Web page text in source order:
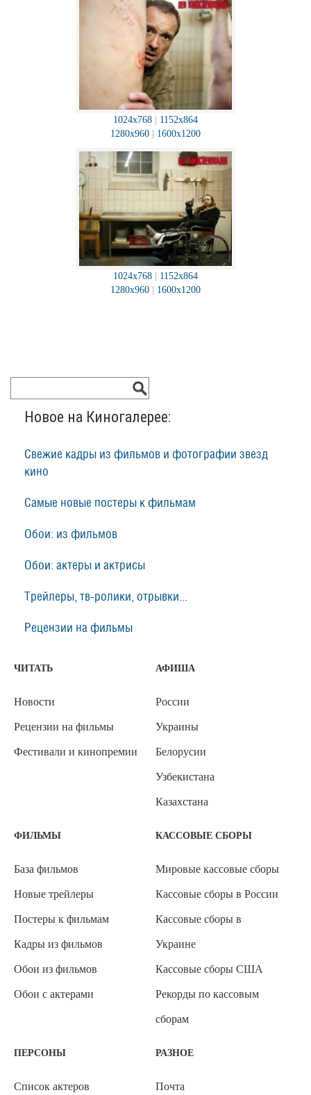
1024x768
1152x864
1280x960
1600x1200
1024x768
1152x864
1280x960
1600x1200
Новое на Киногалерее:
Свежие кадры из фильмов и фотографии звезд
кино
Самые новые постеры к фильмам
Обои: из фильмов
Обои: актеры и актрисы
Трейлеры, тв-ролики, отрывки...
Рецензии на фильмы
ЧИТАТЬ
Новости
Рецензии на фильмы
Фестивали и кинопремии
АФИША
России
Украины
Белорусии
Узбекистана
Казахстана
ФИЛЬМЫ
База фильмов
Новые трейлеры
Постеры к фильмам
Кадры из фильмов
Обои из фильмов
Обои с актерами
КАССОВЫЕ СБОРЫ
Мировые кассовые сборы
Кассовые сборы в России
Кассовые сборы в
Украине
Кассовые сборы США
Рекорды по кассовым
сборам
ПЕРСОНЫ
Список актеров
РАЗНОЕ
Почта